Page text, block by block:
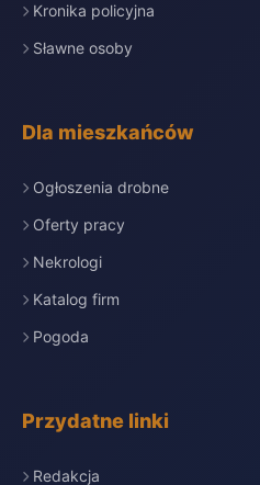
Kronika policyjna
Sławne osoby
Dla mieszkańców
Ogłoszenia drobne
Oferty pracy
Nekrologi
Katalog firm
Pogoda
Przydatne linki
Redakcja